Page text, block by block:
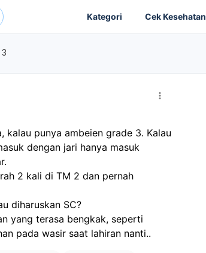
Kategori Cek Kesehatan
kalau punya ambeien grade 3. Kalau
dengan jari hanya masuk
2 kali di TM 2 dan pernah
diharuskan SC?
yang terasa bengkak, seperti
pada wasir saat lahiran nanti..